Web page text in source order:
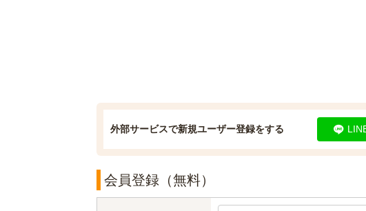
外部サービスで新規ユーザー登録をする
会員登録（無料）